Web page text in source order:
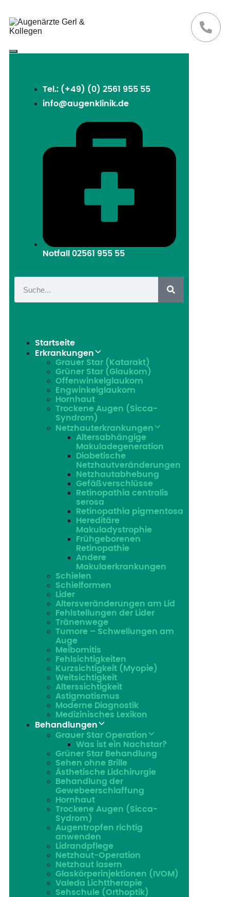
Tel.: (+49) (0) 2561 955 55
info@augenklinik.de
Notfall 02561 955 55
Startseite
Erkrankungen
Grauer Star (Katarakt)
Grüner Star (Glaukom)
Offenwinkelglaukom
Engwinkelglaukom
Hornhaut
Trockene Augen (Sicca-
Syndrom)
Netzhauterkrankungen
Altersabhängige
Makuladegeneration
Diabetische
Netzhautveränderungen
Netzhautabhebung
Gefäßverschlüsse
Retinopathia centralis
serosa
Retinopathia pigmentosa
Hereditäre
Makuladystrophie
Frühgeborenen
Retinopathie
Andere
Makulaerkrankungen
Schielen
Schielformen
Lider
Altersveränderungen am Lid
Fehlstellungen der Lider
Tränenwege
Tumore – Schwellungen am
Auge
Meibomitis
Fehlsichtigkeiten
Kurzsichtigkeit (Myopie)
Weitsichtigkeit
Alterssichtigkeit
Astigmatismus
Moderne Diagnostik
Medizinisches Lexikon
Behandlungen
Grauer Star Operation
Was ist ein Nachstar?
Grüner Star Behandlung
Sehen ohne Brille
Ästhetische Lidchirurgie
Behandlung der
Gewebeerschlaffung
Hornhaut
Trockene Augen (Sicca-
Sydrom)
Augentropfen richtig
anwenden
Lidrandpflege
Netzhaut-Operation
Netzhaut lasern
Glaskörperinjektionen (IVOM)
Valeda Lichttherapie
Sehschule (Orthoptik)